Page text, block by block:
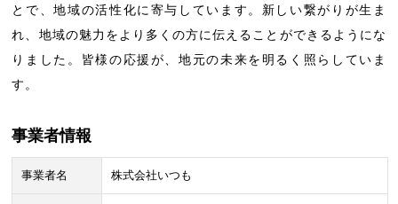
とで、地域の活性化に寄与しています。新しい繋がりが生ま
れ、地域の魅力をより多くの方に伝えることができるようにな
りました。皆様の応援が、地元の未来を明るく照らしていま
す。
事業者情報
事業者名 株式会社いつも